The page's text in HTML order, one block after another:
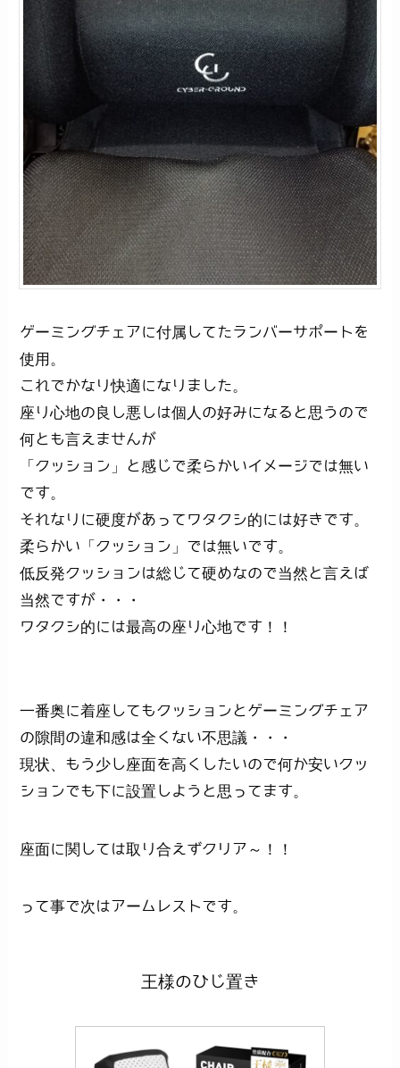
ゲーミングチェアに付属してたランバーサポートを
使用。
これでかなり快適になりました。
座り心地の良し悪しは個人の好みになると思うので
何とも言えませんが
「クッション」と感じで柔らかいイメージでは無い
です。
それなりに硬度があってワタクシ的には好きです。
柔らかい「クッション」では無いです。
低反発クッションは総じて硬めなので当然と言えば
当然ですが・・・
ワタクシ的には最高の座り心地です！！
一番奥に着座してもクッションとゲーミングチェア
の隙間の違和感は全くない不思議・・・
現状、もう少し座面を高くしたいので何か安いクッ
ションでも下に設置しようと思ってます。
座面に関しては取り合えずクリア～！！
って事で次はアームレストです。
王様のひじ置き